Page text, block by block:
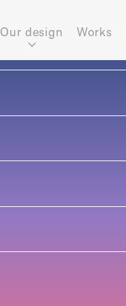
Our design Works